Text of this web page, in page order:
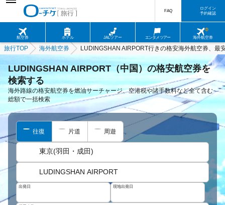
航空券 ホテル JALツアー エンタメツアー 海外航空券
FAQ
ログイン
予約確認
旅行TOP 海外航空券 LUDINGSHAN AIRPORT行きの格安海外航空券、最
LUDINGSHAN AIRPORT（中国）の格安航空券を
検索する
海外路線の格安航空券を燃油サーチャージ、空港税や諸手数料など全て含む
総額で一括検索
往復 片道 周遊
東京(羽田・成田)
LUDINGSHAN AIRPORT
出発日 現地出発日